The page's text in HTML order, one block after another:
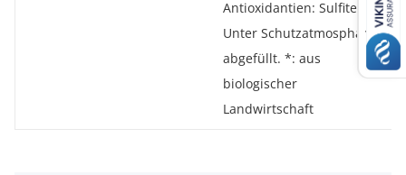
Antioxidantien: Sulfite,
Unter Schutzatmosphäre
abgefüllt. *: aus
biologischer
Landwirtschaft